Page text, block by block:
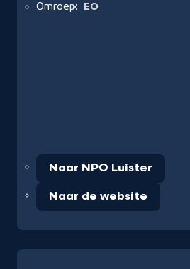
Omroep: EO
Naar NPO Luister
Naar de website